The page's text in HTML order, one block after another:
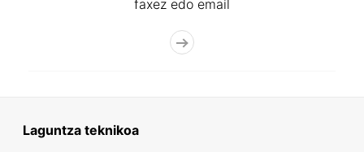
faxez edo email
Laguntza teknikoa